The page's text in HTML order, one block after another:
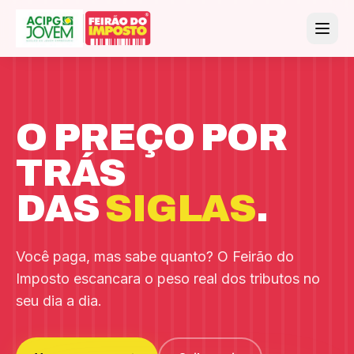
O PREÇO POR
TRÁS
DASSIGLAS.
Você paga, mas sabe quanto? O Feirão do
Imposto escancara o peso real dos tributos no
seu dia a dia.